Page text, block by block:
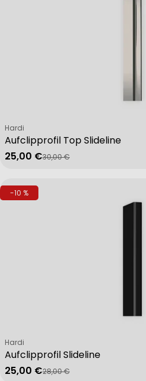
Aufclipprofil Top Slideline
Verkäufer:
Hardi
Verkaufspreis
25,00 €
Regulärer Preis
30,00 €
-10 %
Aufclipprofil Slideline
Verkäufer:
Hardi
Verkaufspreis
25,00 €
Regulärer Preis
28,00 €